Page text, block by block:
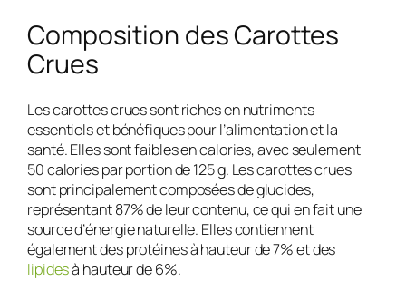
Composition des Carottes
Crues
Les carottes crues sont riches en nutriments
essentiels et bénéfiques pour l’alimentation et la
santé. Elles sont faibles en calories, avec seulement
50 calories par portion de 125 g. Les carottes crues
sont principalement composées de glucides,
représentant 87% de leur contenu, ce qui en fait une
source d’énergie naturelle. Elles contiennent
également des protéines à hauteur de 7% et des
lipidesà hauteur de 6%.